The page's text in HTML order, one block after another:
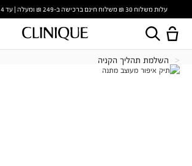
עלות משלוח 30 ₪ משלוח חינם ברכישה ב-249 ₪ ומעלה | עד 14 ימי עסקים
השלמת תהליך הקניה